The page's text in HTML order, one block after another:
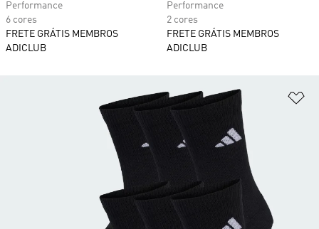
Performance
6 cores
FRETE GRÁTIS MEMBROS
ADICLUB
Performance
2 cores
FRETE GRÁTIS MEMBROS
ADICLUB